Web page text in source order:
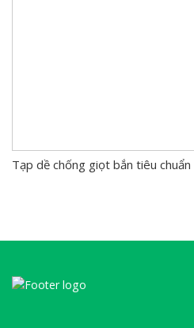
Tạp dề chống giọt bắn tiêu chuẩn